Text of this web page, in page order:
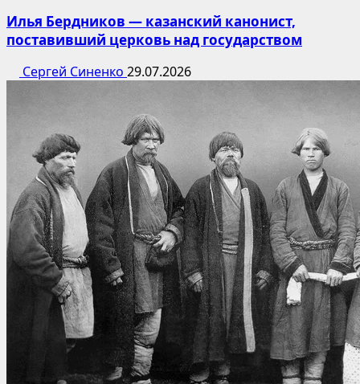
Илья Бердников — казанский канонист,
поставивший церковь над государством
Сергей Синенко 29.07.2026